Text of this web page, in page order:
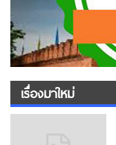
เรื่องมาใหม่